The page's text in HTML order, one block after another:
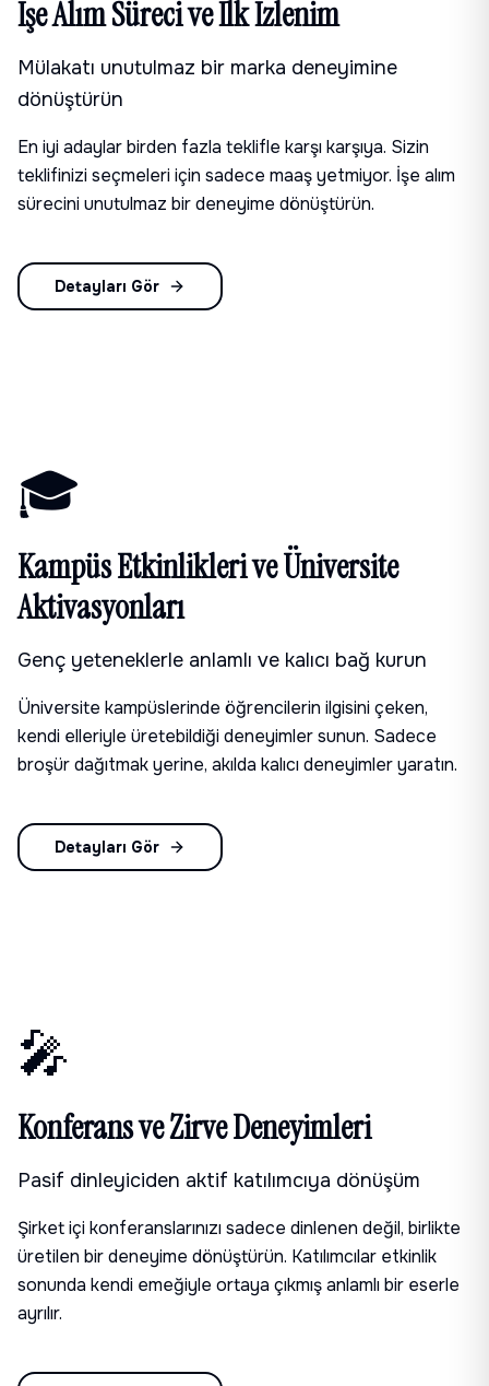
İşe Alım Süreci ve İlk İzlenim
Mülakatı unutulmaz bir marka deneyimine
dönüştürün
En iyi adaylar birden fazla teklifle karşı karşıya. Sizin
teklifinizi seçmeleri için sadece maaş yetmiyor. İşe alım
sürecini unutulmaz bir deneyime dönüştürün.
Detayları Gör
🎓
Kampüs Etkinlikleri ve Üniversite
Aktivasyonları
Genç yeteneklerle anlamlı ve kalıcı bağ kurun
Üniversite kampüslerinde öğrencilerin ilgisini çeken,
kendi elleriyle üretebildiği deneyimler sunun. Sadece
broşür dağıtmak yerine, akılda kalıcı deneyimler yaratın.
Detayları Gör
🎤
Konferans ve Zirve Deneyimleri
Pasif dinleyiciden aktif katılımcıya dönüşüm
Şirket içi konferanslarınızı sadece dinlenen değil, birlikte
üretilen bir deneyime dönüştürün. Katılımcılar etkinlik
sonunda kendi emeğiyle ortaya çıkmış anlamlı bir eserle
ayrılır.